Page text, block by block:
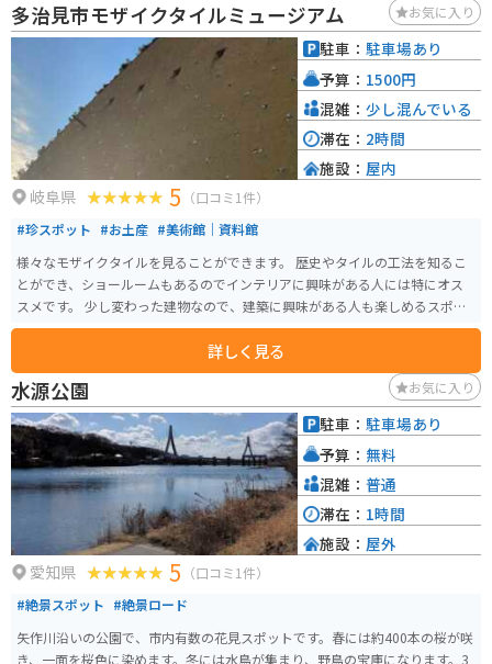
できます。 道の駅 マチテラス日進は、日進市の魅力を満喫できるスポットで
す。ぜひ一度訪れてみてください。
多治見市モザイクタイルミュージアム お気に入り
岐阜県 5 （口コミ1件）
#珍スポット #お土産 #美術館｜資料館
様々なモザイクタイルを見ることができます。 歴史やタイルの工法を知るこ
とができ、ショールームもあるのでインテリアに興味がある人には特にオス
スメです。 少し変わった建物なので、建築に興味がある人も楽しめるスポッ
トになっています。
詳しく見る
駐車： 駐車場あり
予算： 1500円
混雑： 少し混んでいる
滞在： 2時間
施設： 屋内
水源公園 お気に入り
愛知県 5 （口コミ1件）
#絶景スポット #絶景ロード
矢作川沿いの公園で、市内有数の花見スポットです。春には約400本の桜が咲
き、一面を桜色に染めます。冬には水鳥が集まり、野鳥の宝庫になります。3
駐車： 駐車場あり
予算： 無料
混雑： 普通
滞在： 1時間
施設： 屋外